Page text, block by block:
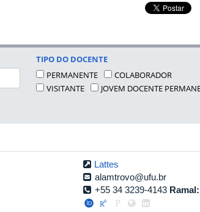
TIPO DO DOCENTE
PERMANENTE
COLABORADOR
VISITANTE
JOVEM DOCENTE
Lattes
alamtrovo@ufu.br
+55 34 3239-4143 Ramal: